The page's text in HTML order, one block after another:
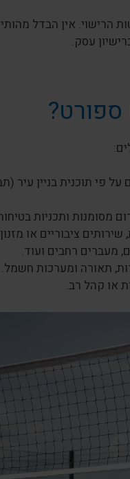
הרישוי. אין הבדל
עסק.
פי תוכנית בניין עיר
מסומנות ותכניות
ציבוריים או
מעברים רחבים ועוד.
תאורה ומערכות חשמל.
או קהל רב.